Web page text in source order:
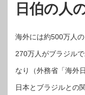
日伯の人
海外には約500万人
270万人がブラジル
なり（外務省「海外
日本とブラジルとの